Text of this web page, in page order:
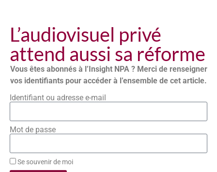
L’audiovisuel privé
attend aussi sa réforme
Vous êtes abonnés à l’Insight NPA ? Merci de renseigner
vos identifiants pour accéder à l’ensemble de cet article.
Identifiant ou adresse e-mail
Mot de passe
Se souvenir de moi